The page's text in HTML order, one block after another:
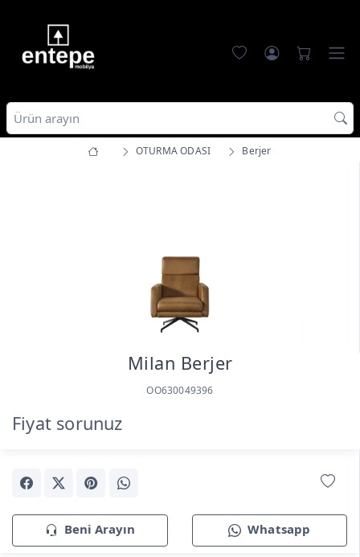
OTURMA ODASI Berjer
Milan Berjer
OO630049396
Fiyat sorunuz
Beni Arayın Whatsapp